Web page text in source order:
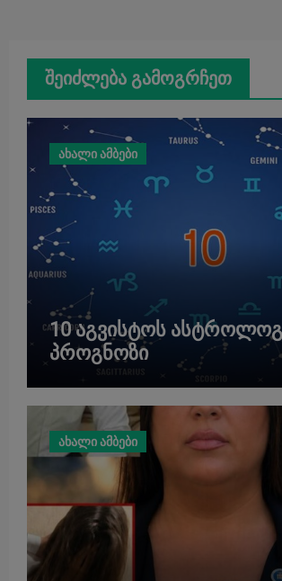
შეიძლება გამოგრჩეთ
ახალი ამბები
10 აგვისტოს
პროგნოზი
ახალი ამბები